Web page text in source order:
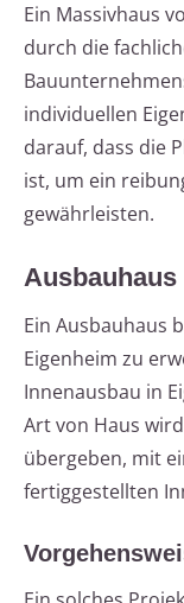
Ein Massivhaus
durch die
individuellen
darauf, dass die
ist, um ein
gewährleisten.
Ausbauhaus
Ein Ausbauhaus
Eigenheim zu
Innenausbau in
Art von Haus
übergeben, mit
fertiggestellten